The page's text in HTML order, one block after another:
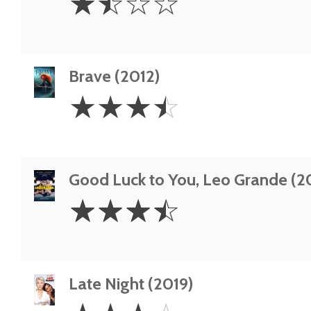
Stars
Brave (2012)
3.5
Stars
☆☆☆☆
Good Luck to You, Leo Grande
3.5
Stars
☆☆☆☆
Late Night (2019)